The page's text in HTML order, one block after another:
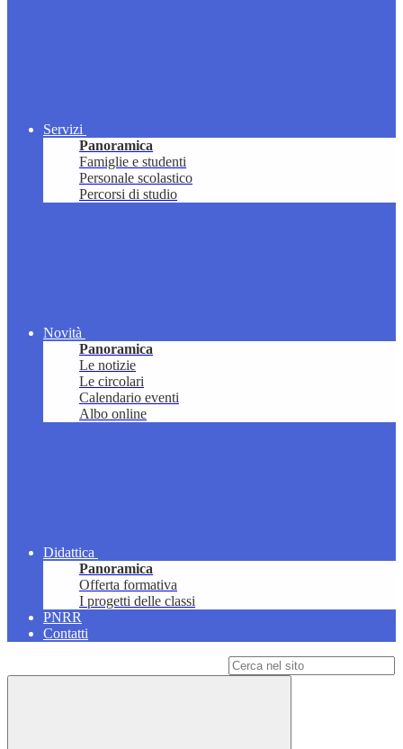
Servizi
Panoramica
Famiglie e studenti
Personale scolastico
Percorsi di studio
Novità
Panoramica
Le notizie
Le circolari
Calendario eventi
Albo online
Didattica
Panoramica
Offerta formativa
I progetti delle classi
PNRR
Contatti